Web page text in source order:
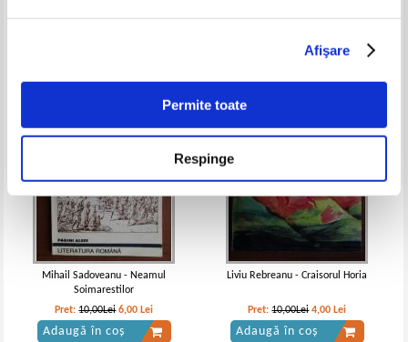
Afişare
Permite toate
Respinge
-40%
Mihail Sadoveanu - Neamul
Soimarestilor
Pret:10,00Lei 6,00 Lei
Adaugă în coș
-60%
Liviu Rebreanu - Craisorul Horia
Pret:10,00Lei 4,00 Lei
Adaugă în coș